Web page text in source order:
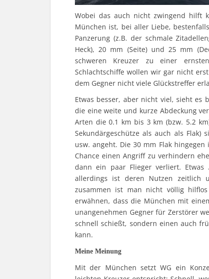
Wobei das auch nicht zwingend hilft
München ist, bei aller Liebe,
Panzerung (z.B. der schmale
Heck), 20 mm (Seite) und 25 mm
schweren Kreuzer zu einer
Schlachtschiffe wollen wir gar nicht
dem Gegner nicht viele Glückstreffer
Etwas besser, aber nicht viel, sieht
die eine weite und kurze Abdeckung
Arten die 0.1 km bis 3 km (bzw. 5.2
Sekundärgeschütze als auch als Flak)
usw. angeht. Die 30 mm Flak
Chance einen Angriff zu verhindern
dann ein paar Flieger verliert. Etwas
allerdings ist deren Nutzen zeitlich
zusammen ist man nicht völlig
erwähnen, dass die München mit
unangenehmen Gegner für Zerstörer
schnell schießt, sondern einen auch
kann.
Meine Meinung
Mit der München setzt WG ein